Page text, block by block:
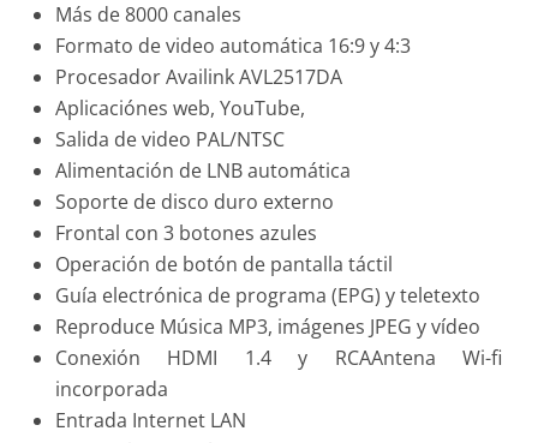
Más de 8000 canales
Formato de video automática 16:9 y 4:3
Procesador Availink AVL2517DA
Aplicaciónes web, YouTube,
Salida de video PAL/NTSC
Alimentación de LNB automática
Soporte de disco duro externo
Frontal con 3 botones azules
Operación de botón de pantalla táctil
Guía electrónica de programa (EPG) y teletexto
Reproduce Música MP3, imágenes JPEG y vídeo
Conexión HDMI 1.4 y RCAAntena Wi-fi
incorporada
Entrada Internet LAN